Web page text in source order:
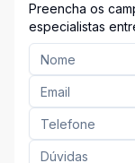
Preencha os
especialistas